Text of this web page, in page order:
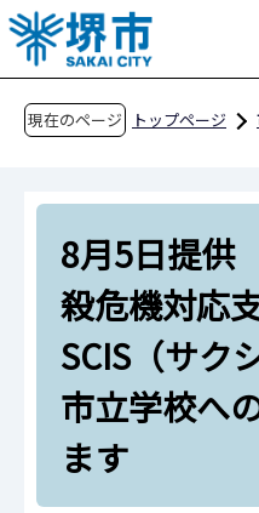
こ
の
ペ
現在のページ トップページ
報道提供資料
令和7年
令和
8月5日提供 堺
ム「SCSCIS（
支援を開始しま
8月5日提供
殺危機対応
SCIS（サク
市立学校へ
ます